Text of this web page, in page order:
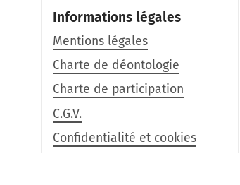
Informations légales
Mentions légales
Charte de déontologie
Charte de participation
C.G.V.
Confidentialité et cookies